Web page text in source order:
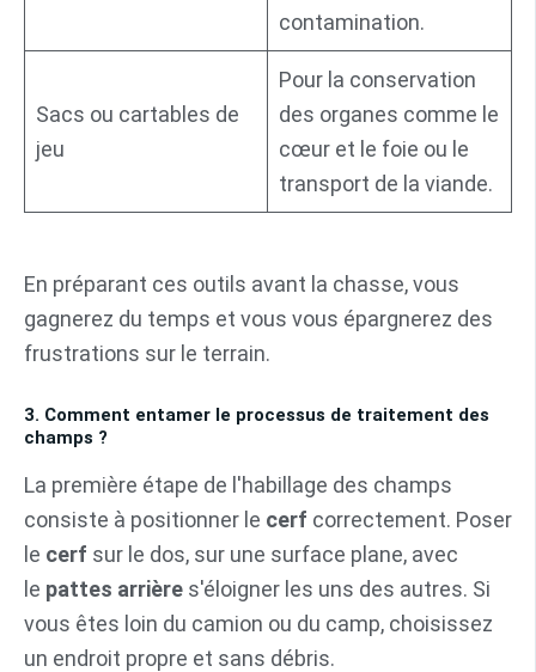
contamination.
Sacs ou cartables de
jeu
Pour la conservation
des organes comme le
cœur et le foie ou le
transport de la viande.
En préparant ces outils avant la chasse, vous
gagnerez du temps et vous vous épargnerez des
frustrations sur le terrain.
3. Comment entamer le processus de traitement des
champs ?
La première étape de l'habillage des champs
consiste à positionner le cerf correctement. Poser
le cerf sur le dos, sur une surface plane, avec
le pattes arrière s'éloigner les uns des autres. Si
vous êtes loin du camion ou du camp, choisissez
un endroit propre et sans débris.